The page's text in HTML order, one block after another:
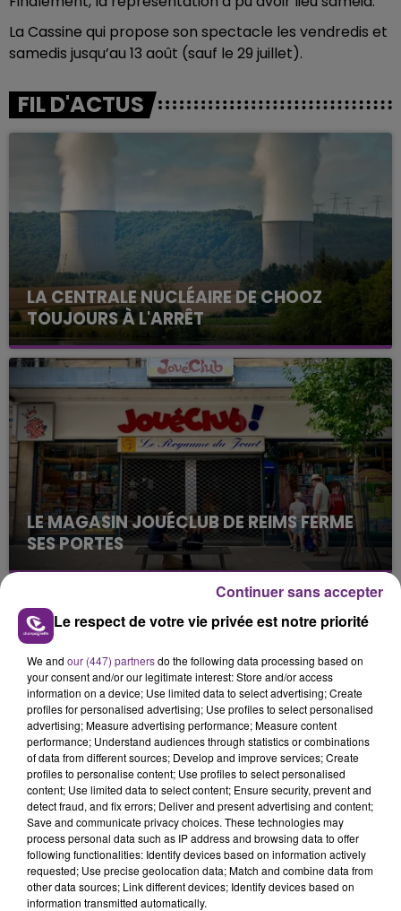
La Cassine qui propose son spectacle les vendredis et
samedis jusqu’au 13 août (sauf le 29 juillet).
FIL D'ACTUS
LA CENTRALE NUCLÉAIRE DE CHOOZ
TOUJOURS À L'ARRÊT
Cela fait déjà une semaine que la centrale
nucléaire ardennaise est à l'arrêt. Une situation
justifiée par la sécheresse intense qui est toujours
présente.
LE MAGASIN JOUÉCLUB DE REIMS FERME
SES PORTES
C'était l'une des institutions du centre-ville
rémois. Le magasin JouéClub est contraint de
fermer ses portes.
TITRES DIFFUSÉS
18h07
18h07
ORIA
Soiree Mondaine
18h03
18h03
WIZ KHALIFA FEAT. CHARLIE PUTH
See You Again
Le respect de votre vie privée est notre priorité
We and our (447) partnersdo the following data processing based on
your consent and/or our legitimate interest: Store and/or access
information on a device; Use limited data to select advertising; Create
profiles for personalised advertising; Use profiles to select personalised
advertising; Measure advertising performance; Measure content
performance; Understand audiences through statistics or combinations
of data from different sources; Develop and improve services; Create
profiles to personalise content; Use profiles to select personalised
content; Use limited data to select content; Ensure security, prevent and
detect fraud, and fix errors; Deliver and present advertising and content;
Save and communicate privacy choices. These technologies may
process personal data such as IP address and browsing data to offer
following functionalities: Identify devices based on information actively
requested; Use precise geolocation data; Match and combine data from
other data sources; Link different devices; Identify devices based on
information transmitted automatically.
Continuer sans accepter